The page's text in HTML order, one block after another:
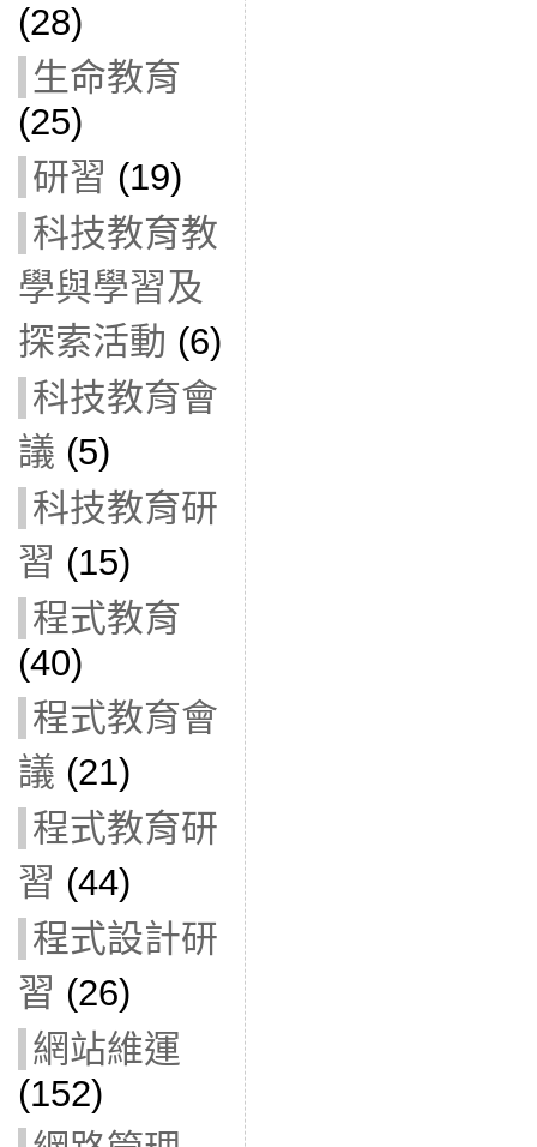
(28)
生命教育
(25)
研習 (19)
科技教育教
學與學習及
探索活動 (6)
科技教育會
議 (5)
科技教育研
習 (15)
程式教育
(40)
程式教育會
議 (21)
程式教育研
習 (44)
程式設計研
習 (26)
網站維運
(152)